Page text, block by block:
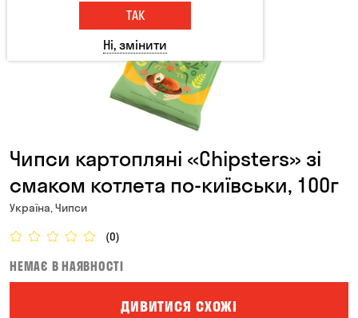
Чипси картопляні «Chipsters» зі
смаком котлета по-київськи, 100г
Україна, Чипси
(0)
НЕМАЄ В НАЯВНОСТІ
ДИВИТИСЯ СХОЖІ
ТАК
Ні, змінити